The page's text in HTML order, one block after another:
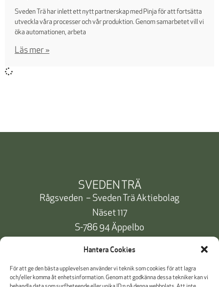
Hantera Cookies
För att ge den bästa upplevelsen använder vi teknik som cookies för att lagra
och/eller komma åt enhetsinformation. Genom att godkänna dessa tekniker kan vi
Sveden Trä har inlett ett nytt partnerskap med Pinja för att fortsätta
utveckla våra processer och vår produktion. Genom samarbetet vill vi
öka automationen, arbeta
Läs mer »
SVEDEN TRÄ
Rågsveden – Sveden Trä Aktiebolag
Näset 117
S-786 94 Äppelbo